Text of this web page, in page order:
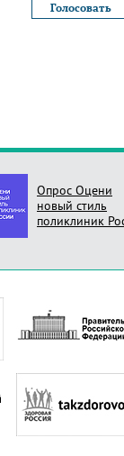
Опрос Оцени
новый стиль
поликлиник